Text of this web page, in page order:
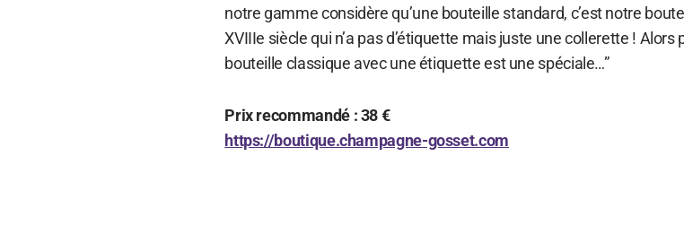
notre gamme considère qu’une bouteille standard, c’est notre
XVIIIe siècle qui n’a pas d’étiquette mais juste une collerette ! Alors
bouteille classique avec une étiquette est une spéciale…”
Prix recommandé : 38 €
https://boutique.champagne-gosset.com